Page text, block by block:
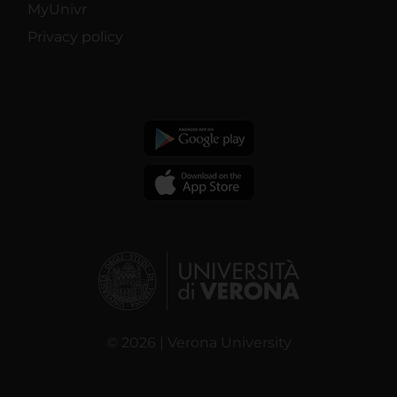
MyUnivr
Privacy policy
© 2026 | Verona University